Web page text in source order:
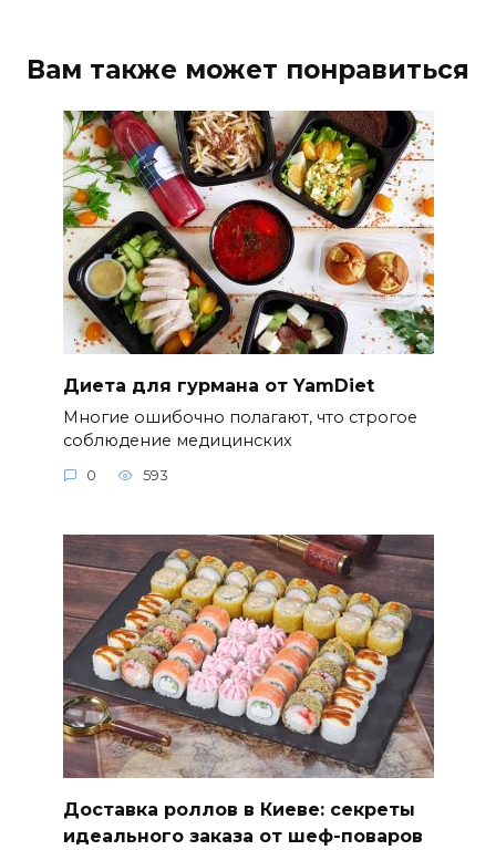
Вам также может понравиться
Диета для гурмана от YamDiet
Многие ошибочно полагают, что строгое
соблюдение медицинских
0 593
Доставка роллов в Киеве: секреты
идеального заказа от шеф-поваров